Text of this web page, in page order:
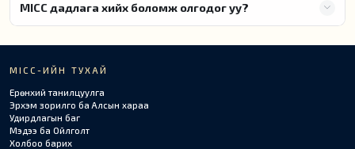
MICC дадлага хийх боломж олгодог уу?
MICC-ИЙН ТУХАЙ
Ерөнхий танилцуулга
Эрхэм зорилго ба Алсын хараа
Удирдлагын баг
Мэдээ ба Ойлголт
Холбоо барих